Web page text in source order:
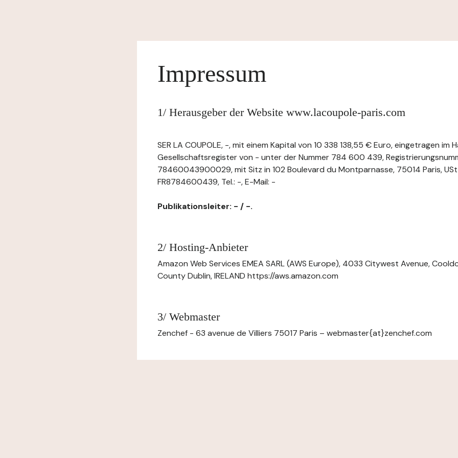
Impressum
1/ Herausgeber der Website www.lacoupole-paris.com
SER LA COUPOLE, -, mit einem Kapital von 10 338 138,55 € Euro, eingetragen im
Gesellschaftsregister von - unter der Nummer 784 600 439,
78460043900029, mit Sitz in 102 Boulevard du Montparnasse, 75014 Paris,
FR8784600439, Tel.: -, E-Mail: -
Publikationsleiter: - / -.
2/ Hosting-Anbieter
Amazon Web Services EMEA SARL (AWS Europe), 4033 Citywest Avenue,
County Dublin, IRELAND https://aws.amazon.com
3/ Webmaster
Zenchef - 63 avenue de Villiers 75017 Paris – webmaster{at}zenchef.com